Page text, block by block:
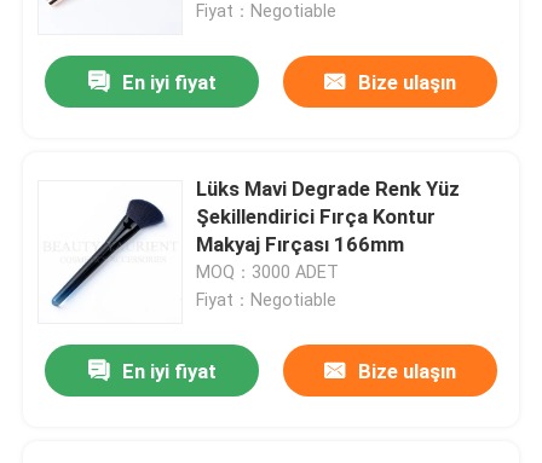
Fondöten makyaj fırçası
Üst Düzey Makyaj Fırçası
Yüz makyaj araçları
Fiyat：Negotiable
En iyi fiyat Bize ulaşın
Lüks Mavi Degrade Renk Yüz
Şekillendirici Fırça Kontur
Makyaj Fırçası 166mm
MOQ：3000 ADET
Fiyat：Negotiable
En iyi fiyat Bize ulaşın